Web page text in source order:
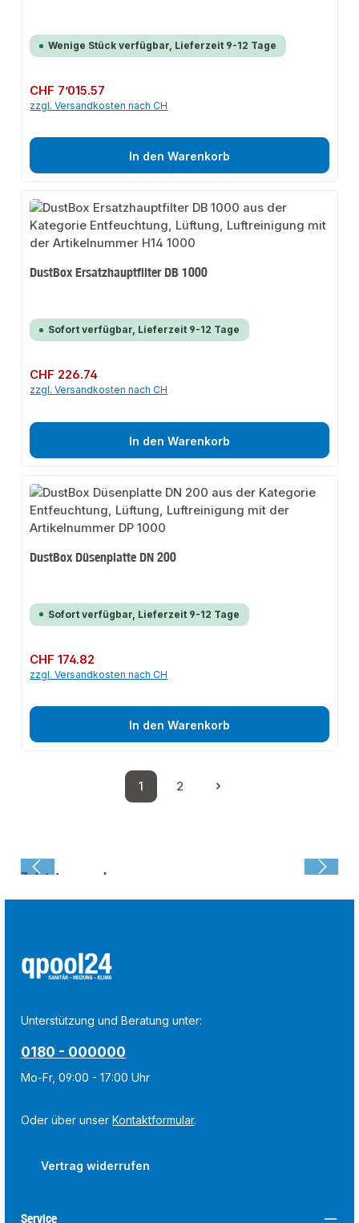
Wenige Stück verfügbar, Lieferzeit 9-12 Tage
Regulärer Preis:
CHF 7’015.57
zzgl. Versandkosten nach CH
In den Warenkorb
DustBox Ersatzhauptfilter DB 1000
Sofort verfügbar, Lieferzeit 9-12 Tage
Regulärer Preis:
CHF 226.74
zzgl. Versandkosten nach CH
In den Warenkorb
DustBox Düsenplatte DN 200
Sofort verfügbar, Lieferzeit 9-12 Tage
Regulärer Preis:
CHF 174.82
zzgl. Versandkosten nach CH
In den Warenkorb
Seite
1
Seite
2
Zuletzt angesehen:
Unterstützung und Beratung unter:
0180 - 000000
Mo-Fr, 09:00 - 17:00 Uhr
Oder über unserKontaktformular.
Vertrag widerrufen
Service